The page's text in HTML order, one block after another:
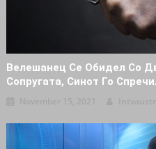
Велешанец Се Обидел Со
Сопругата, Синот Го